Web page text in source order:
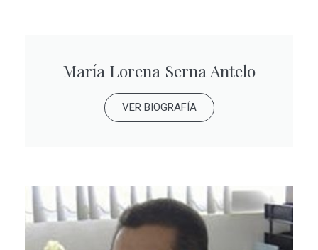
María Lorena Serna Antelo
VER BIOGRAFÍA